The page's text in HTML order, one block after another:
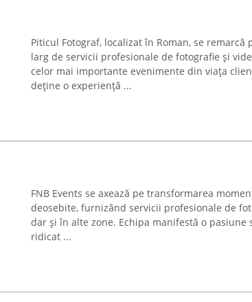
Piticul Fotograf, localizat în Roman, se
larg de servicii profesionale de fotografie și
celor mai importante evenimente din viața
deține o experiență ...
FNB Events se axează pe transformarea
deosebite, furnizând servicii profesionale de
dar și în alte zone. Echipa manifestă o
ridicat ...